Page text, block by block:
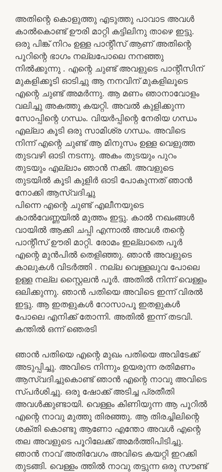
അതിന്റെ കൊളുത്തു എടുത്തു പാവാട അവൾ
കാൽകൊണ്ട് ഊരി മാറ്റി കട്ടിലിനു താഴെ ഇട്ടു.
ഒരു പിങ്ക് നിറം ഉള്ള പാന്റീസ് ആണ് അതിന്റെ
പൂറിന്റെ ഭാഗം നല്ലപോലെ നനഞ്ഞു
നിൽക്കുന്നു . എന്റെ ചുണ്ട് അവളുടെ പാന്റീസിന്
മുകളിക്കൂടി ഓടിച്ചു ആ നനവിന് മുകളിലൂടെ
എന്റെ ചുണ്ട് അമർന്നു. ആ മണം ഞാനാവോളം
വലിച്ചു അകത്തു കയറ്റി. അവൽ കുളിക്കുന്ന
സോപ്പിന്റെ ഗന്ധം. വിയർപ്പിന്റെ നേരിയ ഗന്ധം
എല്ലാ കൂടി ഒരു സാമിശ്ര ഗന്ധം. അവിടെ
നിന്ന് എന്റെ ചുണ്ട് ആ മിനുസം ഉള്ള വെളുത്ത
തുടവഴി ഓടി നടന്നു. അകം തുടയും പുറം
തുടയും എല്ലാം ഞാൻ നക്കി. അവളുടെ
തുടയിൽ കൂടി കുളിർ ഓടി പോകുന്നത് ഞാൻ
നോക്കി ആസ്വദിച്ചു
പിന്നെ എന്റെ ചുണ്ട് എലീനയുടെ
കാൽവേണ്ണയിൽ മുത്തം ഇട്ടു. കാൽ നഖംങ്ങൾ
വായിൽ ആക്കി ചപ്പി എന്നാൽ അവൾ തന്റെ
പാന്റീസ് ഊരി മാറ്റി. രോമം ഇല്ലാതെ പൂർ
എന്റെ മുൻപിൽ തെളിഞ്ഞു. ഞാൻ അവളുടെ
കാലുകൾ വിടർത്തി . നല്ല വെള്ളലുവ പോലെ
ഉള്ള നല്ല സ്റ്റൈലൻ പൂർ. അതിൽ നിന്ന് വെള്ളം
ഒലിക്കുന്നു. ഞാൻ പതിയെ അവിടെ ഇന്ന് വിരൽ
ഇട്ടു. ആ ഇതളുകൾ റോസാപൂ ഇതളുകൾ
പോലെ എനിക്ക് തോന്നി. അതിൽ ഇന്ന് തടവി.
കന്തിൽ ഒന്ന് ഞെരടി
ഞാൻ പതിയെ എന്റെ മുഖം പതിയെ അവിടേക്ക്
അടുപ്പിച്ചു. അവിടെ നിന്നും ഉയരുന്ന രതിമണം
ആസ്വദിച്ചുകൊണ്ട് ഞാൻ എന്റെ നാവു അവിടെ
സ്പർശിച്ചു. ഒരു ഷോക്ക് അടിച്ച പ്രതീതി
അവൾക്കുണ്ടായി. വെള്ളം കിണിയുന്ന ആ പൂറിൽ
എന്റെ നാവു മുത്തു തിരഞ്ഞു. ആ തിരച്ചിലിന്റെ
ശക്തി കൊണ്ടു ആണോ എന്തോ അവൾ എന്റെ
തല അവളുടെ പൂറിലേക്ക് അമർത്തിപിടിച്ചു.
ഞാൻ നാവ് അതിവേഗം അവിടെ കയറ്റി ഇറക്കി
തുടങ്ങി. വെള്ളം ത്തിൽ നാവു തട്ടുന്ന ഒരു സൗണ്ട്